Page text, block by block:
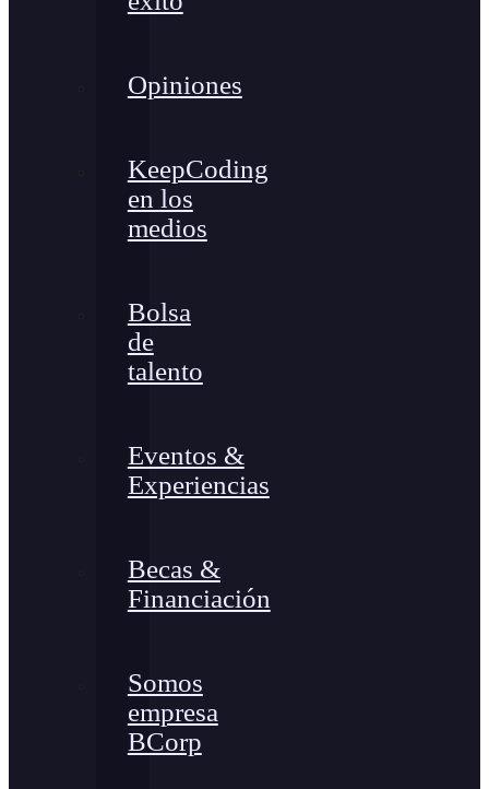
Opiniones
KeepCoding
en los
medios
Bolsa
de
talento
Eventos &
Experiencias
Becas &
Financiación
Somos
empresa
BCorp